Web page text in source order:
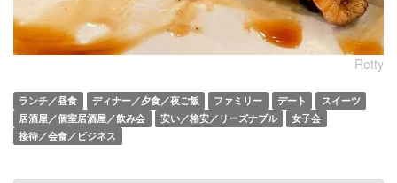
Retty
ランチ／昼食 ディナー／夕食／夜ご飯 ファミリー デート
スイーツ
居酒屋／個室居酒屋／飲み会
安い／格安／リーズナブル
女子会
接待／会食／ビジネス